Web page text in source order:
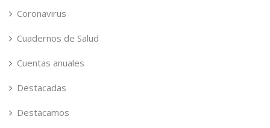
Coronavirus
Cuadernos de Salud
Cuentas anuales
Destacadas
Destacamos